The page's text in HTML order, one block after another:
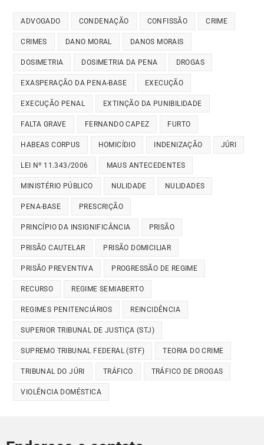
ADVOGADO CONDENAÇÃO CONFISSÃO CRIME
CRIMES DANO MORAL DANOS MORAIS
DOSIMETRIA DOSIMETRIA DA PENA DROGAS
EXASPERAÇÃO DA PENA-BASE EXECUÇÃO
EXECUÇÃO PENAL EXTINÇÃO DA PUNIBILIDADE
FALTA GRAVE FERNANDO CAPEZ FURTO
HABEAS CORPUS HOMICÍDIO INDENIZAÇÃO JÚRI
LEI Nº 11.343/2006 MAUS ANTECEDENTES
MINISTÉRIO PÚBLICO NULIDADE NULIDADES
PENA-BASE PRESCRIÇÃO
PRINCÍPIO DA INSIGNIFICÂNCIA PRISÃO
PRISÃO CAUTELAR PRISÃO DOMICILIAR
PRISÃO PREVENTIVA PROGRESSÃO DE REGIME
RECURSO REGIME SEMIABERTO
REGIMES PENITENCIÁRIOS REINCIDÊNCIA
SUPERIOR TRIBUNAL DE JUSTIÇA (STJ)
SUPREMO TRIBUNAL FEDERAL (STF) TEORIA DO CRIME
TRIBUNAL DO JÚRI TRÁFICO TRÁFICO DE DROGAS
VIOLÊNCIA DOMÉSTICA